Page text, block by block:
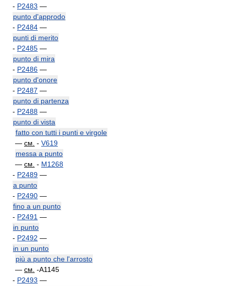
- P2483 —
punto d'approdo
- P2484 —
punti di merito
- P2485 —
punto di mira
- P2486 —
punto d'onore
- P2487 —
punto di partenza
- P2488 —
punto di vista
fatto con tutti i punti e virgole
— см. - V619
messa a punto
— см. - M1268
- P2489 —
a punto
- P2490 —
fino a un punto
- P2491 —
in punto
- P2492 —
in un punto
più a punto che l'arrosto
— см. -A1145
- P2493 —